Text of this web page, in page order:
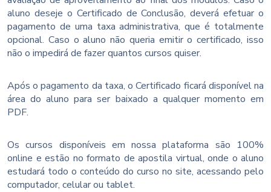
aluno deseje o Certificado de Conclusão, deverá efetuar o
pagamento de uma taxa administrativa, que é totalmente
opcional. Caso o aluno não queria emitir o certificado, isso
não o impedirá de fazer quantos cursos quiser.
Após o pagamento da taxa, o Certificado ficará disponível na
área do aluno para ser baixado a qualquer momento em
PDF.
Os cursos disponíveis em nossa plataforma são 100%
online e estão no formato de apostila virtual, onde o aluno
estudará todo o conteúdo do curso no site, acessando pelo
computador, celular ou tablet.